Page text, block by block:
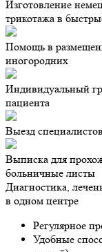
Изготовление
трикотажа в
Помощь в
иногородних
Индивидуальный
пациента
Выезд
Выписка для
больничные листы
Диагностика,
в одном центре
Регулярное
Удобные